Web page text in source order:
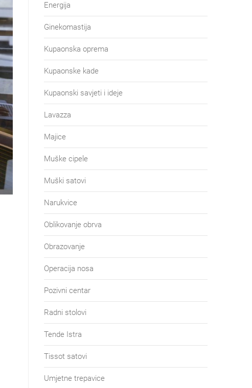
Energija
Ginekomastija
Kupaonska oprema
Kupaonske kade
Kupaonski savjeti i ideje
Lavazza
Majice
Muške cipele
Muški satovi
Narukvice
Oblikovanje obrva
Obrazovanje
Operacija nosa
Pozivni centar
Radni stolovi
Tende Istra
Tissot satovi
Umjetne trepavice